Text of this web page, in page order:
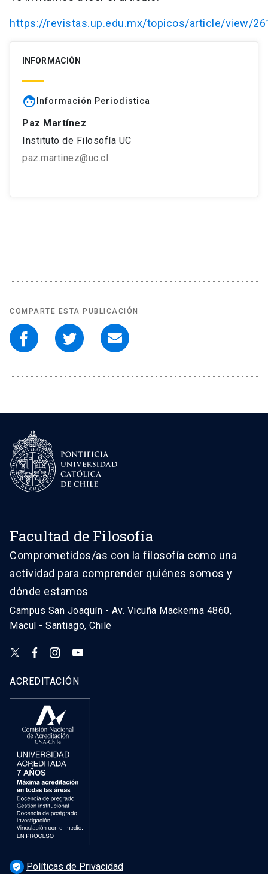
https://revistas.up.edu.mx/topicos/article/view/
INFORMACIÓN
face Información Periodistica
Paz Martínez
Instituto de Filosofía UC
paz.martinez@uc.cl
COMPARTE ESTA PUBLICACIÓN
Facultad de Filosofía
Comprometidos/as con la filosofía como una
actividad para comprender quiénes somos y
dónde estamos
Campus San Joaquín - Av. Vicuña Mackenna 4860,
Macul - Santiago, Chile
ACREDITACIÓN
verified_user Políticas de Privacidad